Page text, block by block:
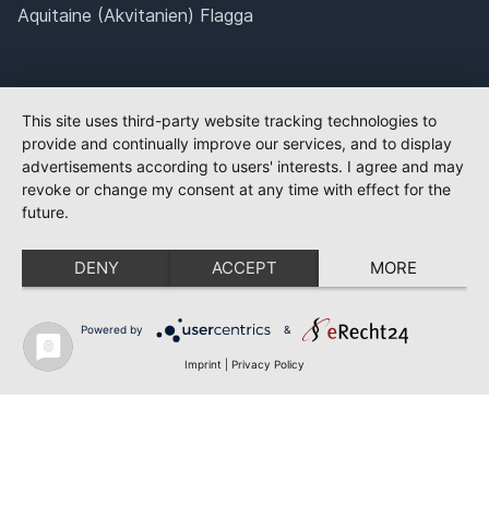
Aquitaine (Akvitanien) Flagga
This site uses third-party website tracking technologies to
provide and continually improve our services, and to display
advertisements according to users' interests. I agree and may
revoke or change my consent at any time with effect for the
future.
DENY ACCEPT MORE
Powered by &
Imprint Privacy Policy